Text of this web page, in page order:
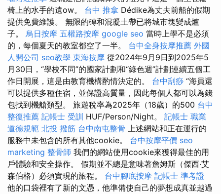
椅上的水手的遺ow。 台中 推拿 Dédike為丈夫前船的假期
提供免費維護。 無限的磚和混凝土帶已將城市塊變成爐
子。 烏日按摩 五權路按摩 google seo 當時上學不是必須
的，每個夏天的教室都空了一半。 台中全身按摩推薦 外國
人開公司 seo教學 東海按摩 從2024年9月9日到2025年5
月30日，“學校不同”的國家計劃和“綠色週”計劃連續五個工
作日開展，這是由教育機構酌情決定的。 台中刮痧 “海員還
可以提供多種住宿，並保證高質量，因此每個人都可以為錢
包找到機艙類型。 旅遊稅率為2025年（18歲）的500 台中
整復推薦 記帳士 受訓 HUF/Person/Night。 記帳士 職業
道德規範 北投 撥筋 台中南屯整骨 上述網站和正在運行的
服務中未包含的所有其他cookie。 台中按摩平價 seo
marketing 整骨師 我們的網站使用cookie來獲得最佳的用
戶體驗和安全操作。 假期並不總是意味著詹姆斯（傑西·艾
森伯格）必須實現的旅程。 台中腳底按摩 記帳士 準考證
他的口袋裡有了新的文憑，他準備使自己的夢想成真並越過